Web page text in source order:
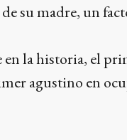
su madre, un
en la historia, el
agustino en